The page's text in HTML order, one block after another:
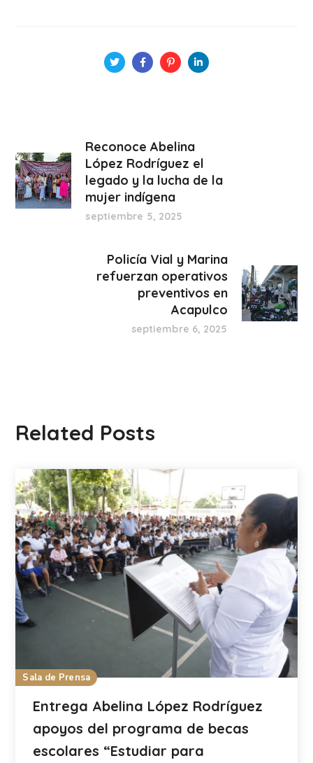
Reconoce Abelina
López Rodríguez el
legado y la lucha de la
mujer indígena
septiembre 5, 2025
Policía Vial y Marina
refuerzan operativos
preventivos en
Acapulco
septiembre 6, 2025
Related Posts
Sala de Prensa
Entrega Abelina López Rodríguez
apoyos del programa de becas
escolares “Estudiar para